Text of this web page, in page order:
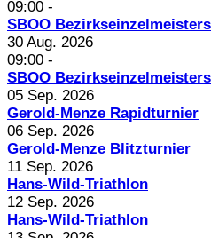
09:00 -
SBOO
30 Aug. 2026
09:00 -
SBOO
05 Sep. 2026
Gerold-Menze Rapidturnier
06 Sep. 2026
Gerold-Menze Blitzturnier
11 Sep. 2026
Hans-Wild-Triathlon
12 Sep. 2026
Hans-Wild-Triathlon